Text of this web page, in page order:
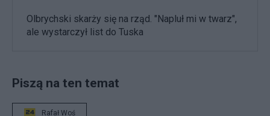
Olbrychski skarży się na rząd. "Napluł mi w twarz",
ale wystarczył list do Tuska
Piszą na ten temat
Rafał Woś